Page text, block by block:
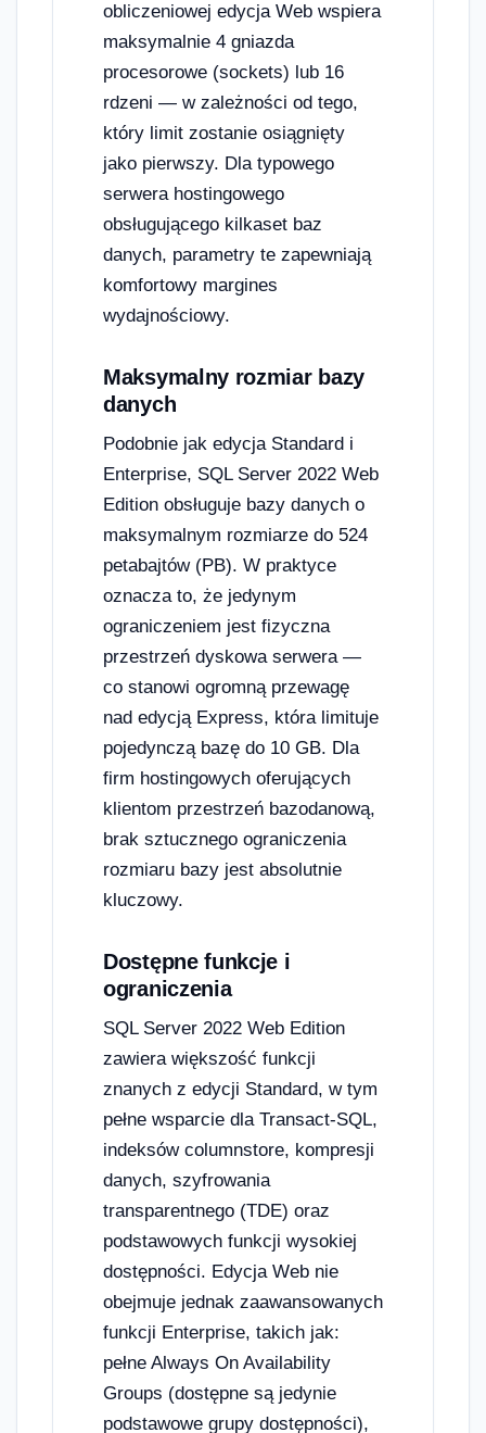
obliczeniowej edycja Web wspiera
maksymalnie 4 gniazda
procesorowe (sockets) lub 16
rdzeni — w zależności od tego,
który limit zostanie osiągnięty
jako pierwszy. Dla typowego
serwera hostingowego
obsługującego kilkaset baz
danych, parametry te zapewniają
komfortowy margines
wydajnościowy.
Maksymalny rozmiar bazy
danych
Podobnie jak edycja Standard i
Enterprise, SQL Server 2022 Web
Edition obsługuje bazy danych o
maksymalnym rozmiarze do 524
petabajtów (PB). W praktyce
oznacza to, że jedynym
ograniczeniem jest fizyczna
przestrzeń dyskowa serwera —
co stanowi ogromną przewagę
nad edycją Express, która limituje
pojedynczą bazę do 10 GB. Dla
firm hostingowych oferujących
klientom przestrzeń bazodanową,
brak sztucznego ograniczenia
rozmiaru bazy jest absolutnie
kluczowy.
Dostępne funkcje i
ograniczenia
SQL Server 2022 Web Edition
zawiera większość funkcji
znanych z edycji Standard, w tym
pełne wsparcie dla Transact-SQL,
indeksów columnstore, kompresji
danych, szyfrowania
transparentnego (TDE) oraz
podstawowych funkcji wysokiej
dostępności. Edycja Web nie
obejmuje jednak zaawansowanych
funkcji Enterprise, takich jak:
pełne Always On Availability
Groups (dostępne są jedynie
podstawowe grupy dostępności),